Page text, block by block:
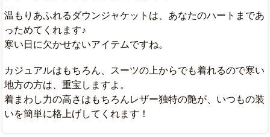
温もりあふれるダウンジャケットは、あなたのハートまであ
っためてくれます♪
寒い日に欠かせないアイテムですね。
カジュアルはもちろん、スーツの上からでも着れるので寒い
地方の方は、重宝しますよ。
着まわし力の高さはもちろんレザー独特の艶が、いつもの装
いを簡単に格上げしてくれます！